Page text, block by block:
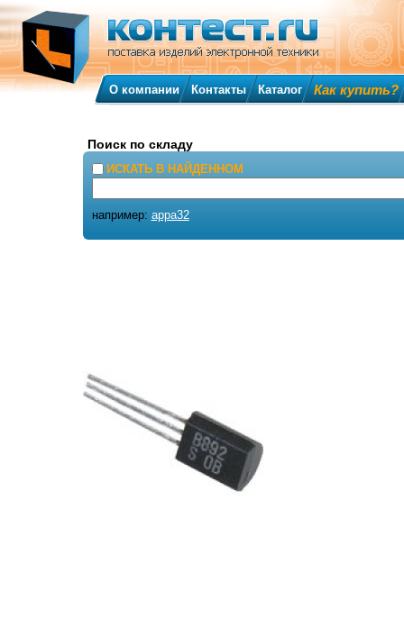
О компании Контакты Каталог Как купить?
Поиск по складу
ИСКАТЬ В НАЙДЕННОМ
например: appa32